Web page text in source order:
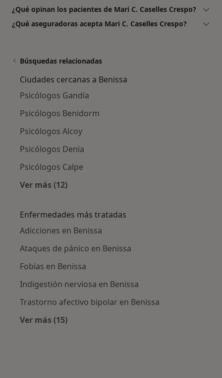
¿Qué opinan los pacientes de Mari C. Caselles Crespo?
¿Qué aseguradoras acepta Mari C. Caselles Crespo?
Búsquedas relacionadas
Ciudades cercanas a Benissa
Psicólogos Gandía
Psicólogos Benidorm
Psicólogos Alcoy
Psicólogos Denia
Psicólogos Calpe
Ver más (12)
Enfermedades más tratadas
Adicciones en Benissa
Ataques de pánico en Benissa
Fobias en Benissa
Indigestión nerviosa en Benissa
Trastorno afectivo bipolar en Benissa
Ver más (15)